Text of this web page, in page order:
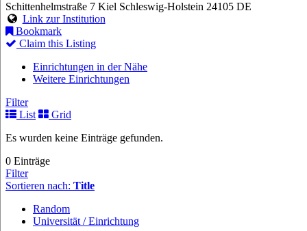
Schittenhelmstraße 7 Kiel Schleswig-Holstein 24105 DE
Link zur Institution
Bookmark
Claim this Listing
Einrichtungen in der Nähe
Weitere Einrichtungen
Filter
List
Grid
Es wurden keine Einträge gefunden.
0 Einträge
Filter
Sortieren nach: Title
Random
Universität / Einrichtung